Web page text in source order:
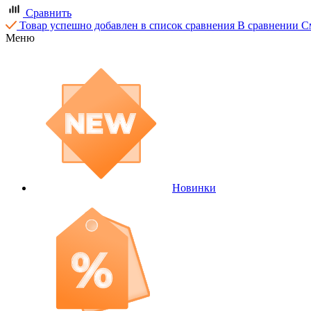
Сравнить
Товар успешно добавлен в список сравнения В сравнении
Меню
Новинки